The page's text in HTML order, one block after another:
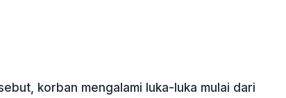
korban mengalami luka-luka mulai dari